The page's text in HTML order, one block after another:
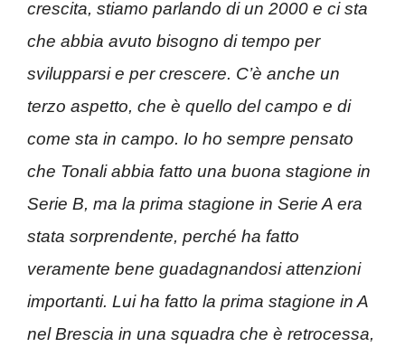
crescita, stiamo parlando di un 2000 e ci sta
che abbia avuto bisogno di tempo per
svilupparsi e per crescere. C’è anche un
terzo aspetto, che è quello del campo e di
come sta in campo. Io ho sempre pensato
che Tonali abbia fatto una buona stagione in
Serie B, ma la prima stagione in Serie A era
stata sorprendente, perché ha fatto
veramente bene guadagnandosi attenzioni
importanti. Lui ha fatto la prima stagione in A
nel Brescia in una squadra che è retrocessa,